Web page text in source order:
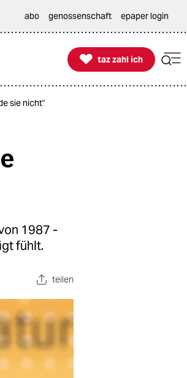
abo genossenschaft epaper login

taz zahl ich
taz zahl ich
sie nicht"
1987 -
fühlt.
teilen